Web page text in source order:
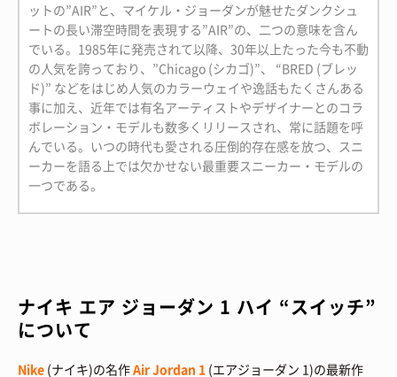
ットの”AIR”と、マイケル・ジョーダンが魅せたダンクシュ
ートの長い滞空時間を表現する”AIR”の、二つの意味を含ん
でいる。1985年に発売されて以降、30年以上たった今も不動
の人気を誇っており、”Chicago (シカゴ)”、 “BRED (ブレッ
ド)” などをはじめ人気のカラーウェイや逸話もたくさんある
事に加え、近年では有名アーティストやデザイナーとのコラ
ボレーション・モデルも数多くリリースされ、常に話題を呼
んでいる。いつの時代も愛される圧倒的存在感を放つ、スニ
ーカーを語る上では欠かせない最重要スニーカー・モデルの
一つである。
ナイキ エア ジョーダン 1 ハイ “スイッチ”
について
Nike (ナイキ)の名作Air Jordan 1 (エアジョーダン 1)の最新作